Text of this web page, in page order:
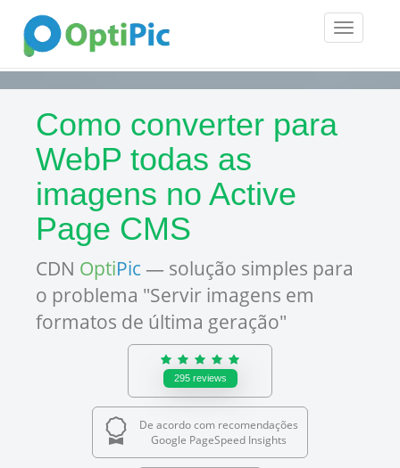
Toggle
Como converter para
WebP todas as
imagens no Active
Page CMS
CDN OptiPic — solução simples para
o problema "Servir imagens em
formatos de última geração"
295 reviews
De acordo com recomendações
Google PageSpeed Insights